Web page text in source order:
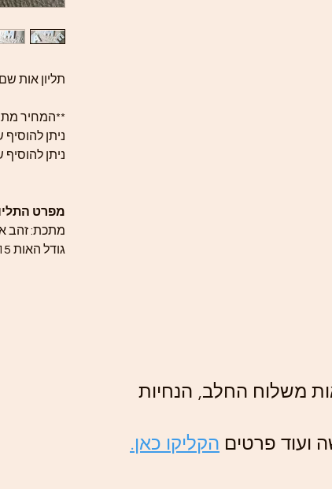
תליון אות שם
**המחיר
ניתן להוסיף
ניתן להוסיף
מפרט
מתכת: זהב אמיתי 14
גודל האות 15 מ"מ
משלוח החלב, הנחיות
ועוד פרטים הקליקו כאן.